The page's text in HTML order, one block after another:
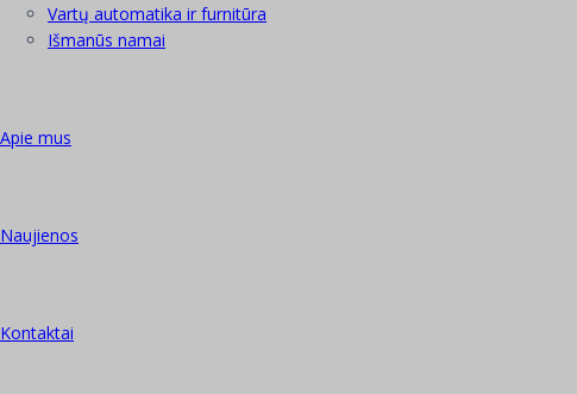
Vartų automatika ir furnitūra
Išmanūs namai
Apie mus
Naujienos
Kontaktai